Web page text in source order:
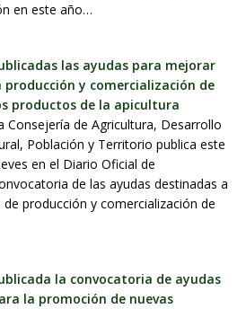
en este año…
las ayudas para mejorar
producción y comercialización de
productos de la apicultura
Consejería de Agricultura, Desarrollo
Población y Territorio publica este
en el Diario Oficial de
de las ayudas destinadas a
producción y comercialización de
la convocatoria de ayudas
la promoción de nuevas